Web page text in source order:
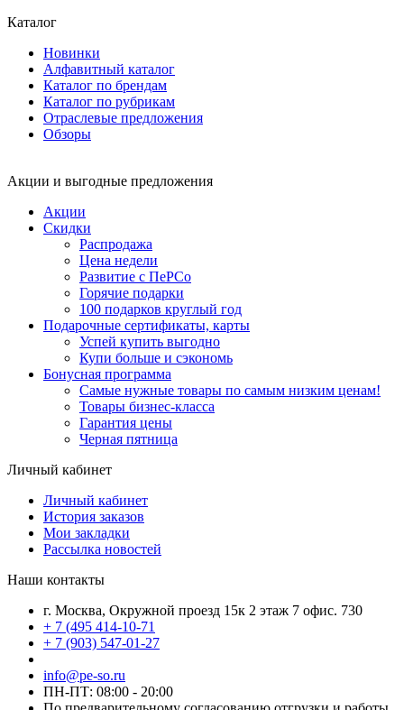
Каталог
Новинки
Алфавитный каталог
Каталог по брендам
Каталог по рубрикам
Отраслевые предложения
Обзоры
Акции и выгодные предложения
Акции
Скидки
Распродажа
Цена недели
Развитие с ПеРСо
Горячие подарки
100 подарков круглый год
Подарочные сертификаты, карты
Успей купить выгодно
Купи больше и сэкономь
Бонусная программа
Самые нужные товары по самым низким ценам!
Товары бизнес-класса
Гарантия цены
Черная пятница
Личный кабинет
Личный кабинет
История заказов
Мои закладки
Рассылка новостей
Наши контакты
г. Москва, Окружной проезд 15к 2 этаж 7 офис. 730
+ 7 (495 414-10-71
+ 7 (903) 547-01-27
info@pe-so.ru
ПН-ПТ: 08:00 - 20:00